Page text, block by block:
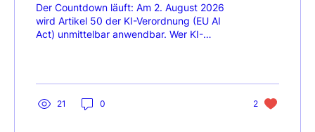
jetzt tun müssen
Der Countdown läuft: Am 2. August 2026
wird Artikel 50 der KI-Verordnung (EU AI
Act) unmittelbar anwendbar. Wer KI-
Kennzeichnungspflichten erfüllen.
21 0 2